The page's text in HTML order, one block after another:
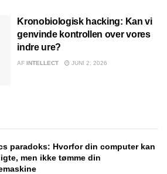
Kronobiologisk hacking: Kan vi
genvinde kontrollen over vores
indre ure?
AF INTELLECT JUNI 2, 2026
paradoks: Hvorfor din computer kan
men ikke tømme din